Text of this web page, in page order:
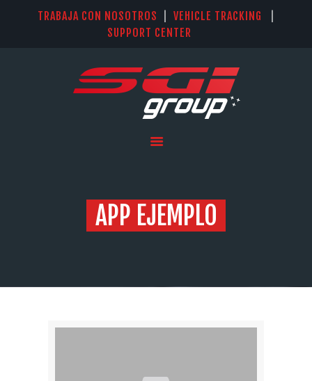
TRABAJA CON NOSOTROS VEHICLE TRACKING
SUPPORT CENTER
APP EJEMPLO
INICIO
CONTACTO
IDIOMAS